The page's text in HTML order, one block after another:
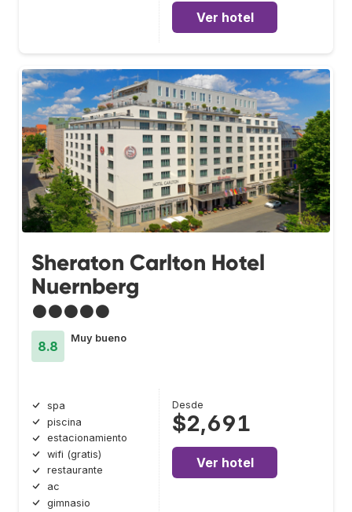
Ver hotel
Sheraton Carlton Hotel
Nuernberg
●●●●●
8.8
Muy bueno
spa
piscina
estacionamiento
wifi (gratis)
restaurante
ac
gimnasio
Desde
$2,691
Ver hotel